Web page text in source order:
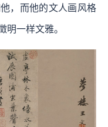
，而他的文人画风格
明一样文雅。